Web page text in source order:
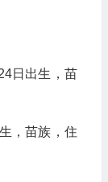
日出生，苗
，苗族，住